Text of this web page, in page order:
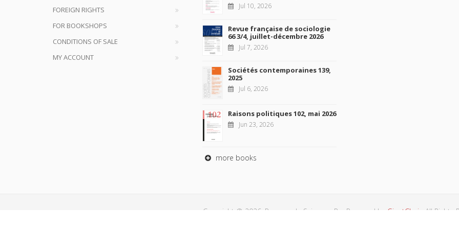
FOREIGN RIGHTS
FOR BOOKSHOPS
CONDITIONS OF SALE
MY ACCOUNT
Jul 10, 2026
Revue française de sociologie
66 3/4, juillet-décembre 2026
Jul 7, 2026
Sociétés contemporaines 139,
2025
Jul 6, 2026
Raisons politiques 102, mai 2026
Jun 23, 2026
more books
Copyright © 2026, Presses de Sciences Po. Powered by GiantChair . All Rights